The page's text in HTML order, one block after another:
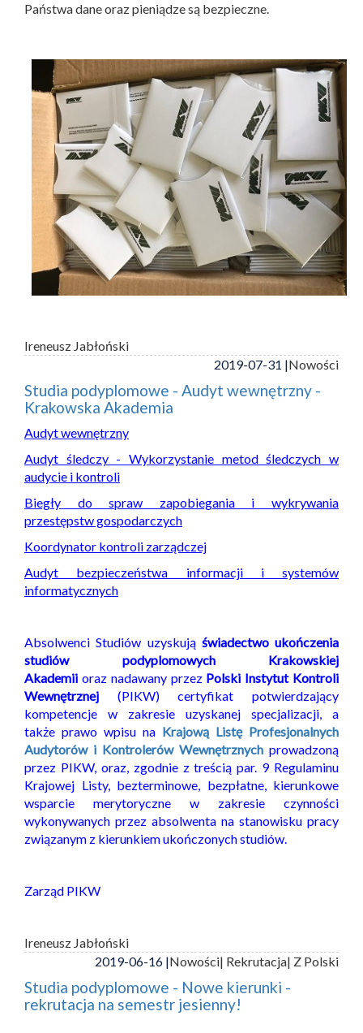
Państwa dane oraz pieniądze są bezpieczne.
Ireneusz Jabłoński
2019-07-31 |Nowości
Studia podyplomowe - Audyt wewnętrzny -
Krakowska Akademia
Audyt wewnętrzny
Audyt śledczy - Wykorzystanie metod śledczych w
audycie i kontroli
Biegły do spraw zapobiegania i wykrywania
przestępstw gospodarczych
Koordynator kontroli zarządczej
Audyt bezpieczeństwa informacji i systemów
informatycznych
Absolwenci Studiów uzyskują świadectwo ukończenia
studiów podyplomowych Krakowskiej
Akademii oraz nadawany przez Polski Instytut Kontroli
Wewnętrznej (PIKW) certyfikat potwierdzający
kompetencje w zakresie uzyskanej specjalizacji, a
także prawo wpisu na Krajową Listę Profesjonalnych
Audytorów i Kontrolerów Wewnętrznych prowadzoną
przez PIKW, oraz, zgodnie z treścią par. 9 Regulaminu
Krajowej Listy, bezterminowe, bezpłatne, kierunkowe
wsparcie merytoryczne w zakresie czynności
wykonywanych przez absolwenta na stanowisku pracy
związanym z kierunkiem ukończonych studiów.
Zarząd PIKW
Ireneusz Jabłoński
2019-06-16 |Nowości| Rekrutacja| Z Polski
Studia podyplomowe - Nowe kierunki -
rekrutacja na semestr jesienny!